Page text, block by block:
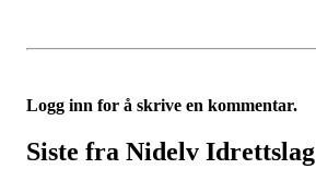
Logg inn for å skrive en kommentar.
Siste fra Nidelv Idrettslag